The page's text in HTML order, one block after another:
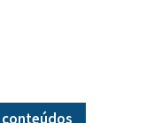
conteúdos